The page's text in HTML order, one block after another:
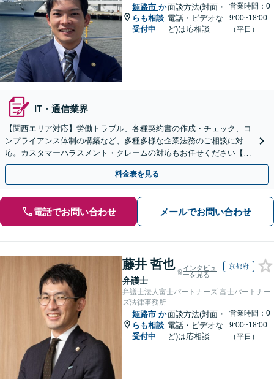
姫路市 か
らも相談
受付中
面談方法(対面・
電話・ビデオな
ど)は応相談
営業時間：0
9:00~18:00
（平日）
IT・通信業界
【関西エリア対応】労働トラブル、各種契約書の作成・チェック、コ
ンプライアンス体制の構築など、多種多様な企業法務のご相談に対
応。カスタマーハラスメント・クレームの対応もお任せください【オ
ンライン相談OK】【夜間・休日相談可（要予約）】
料金表を見る
電話でお問い合わせ メールでお問い合わせ
藤井 哲也
弁護士
インタビュ
ーを見る
京都府
弁護士法人富士パートナーズ 富士パートナー
ズ法律事務所
姫路市 か
らも相談
受付中
面談方法(対面・
電話・ビデオな
ど)は応相談
営業時間：0
9:00~18:00
（平日）